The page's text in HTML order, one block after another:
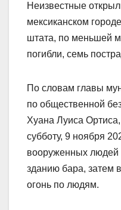
Неизвестные
мексиканском
штата, по меньшей
погибли, семь
По словам главы
по общественной
Хуана Луиса
субботу, 9 ноября
вооруженных
зданию бара, затем
огонь по людям.